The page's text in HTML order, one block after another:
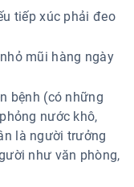
tiếp xúc phải đeo
mũi hàng ngày
bệnh (có những
nước khô,
là người trưởng
như văn phòng,